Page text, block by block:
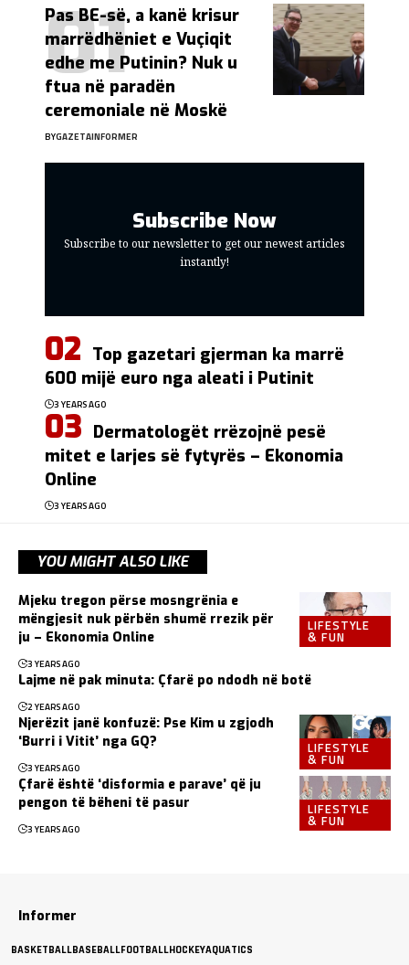
Pas BE-së, a kanë krisur
marrëdhëniet e Vuçiqit
edhe me Putinin? Nuk u
ftua në paradën
ceremoniale në Moskë
BYGAZETAINFORMER
Subscribe Now
Subscribe to our newsletter to get our newest articles
instantly!
Top gazetari gjerman ka marrë
600 mijë euro nga aleati i Putinit
3 YEARS AGO
Dermatologët rrëzojnë pesë
mitet e larjes së fytyrës – Ekonomia
Online
3 YEARS AGO
YOU MIGHT ALSO LIKE
LIFESTYLE
& FUN
Mjeku tregon përse mosngrënia e
mëngjesit nuk përbën shumë rrezik për
ju – Ekonomia Online
3 YEARS AGO
Lajme në pak minuta: Çfarë po ndodh në botë
2 YEARS AGO
LIFESTYLE
& FUN
Njerëzit janë konfuzë: Pse Kim u zgjodh
‘Burri i Vitit’ nga GQ?
3 YEARS AGO
LIFESTYLE
& FUN
Çfarë është ‘disformia e parave’ që ju
pengon të bëheni të pasur
3 YEARS AGO
Informer
BASKETBALLBASEBALLFOOTBALLHOCKEYAQUATICS